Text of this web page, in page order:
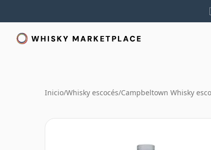
Inicio/Whisky escocés/Campbeltown Whisky